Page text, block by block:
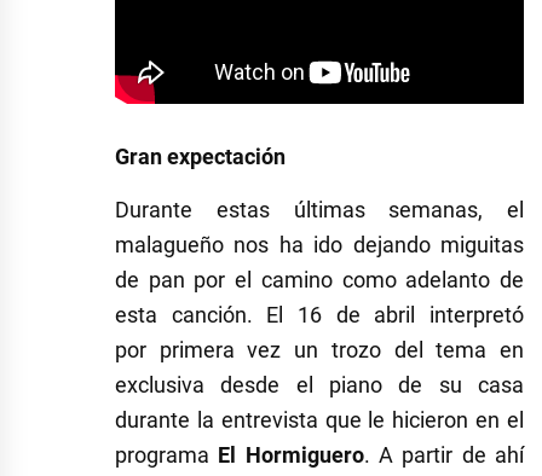
Gran expectación
Durante estas últimas semanas, el
malagueño nos ha ido dejando miguitas
de pan por el camino como adelanto de
esta canción. El 16 de abril interpretó
por primera vez un trozo del tema en
exclusiva desde el piano de su casa
durante la entrevista que le hicieron en el
programa El Hormiguero. A partir de ahí